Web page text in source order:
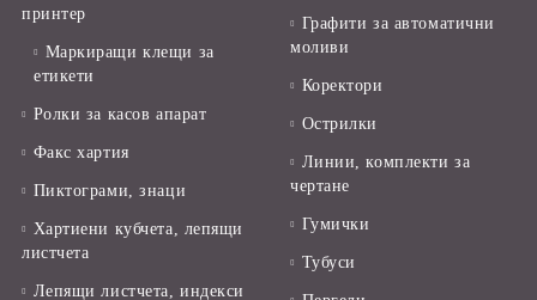
принтер
Маркиращи клещи за
етикети
Ролки за касов апарат
Факс хартия
Пиктограми, знаци
Хартиени кубчета, лепящи
листчета
Лепящи листчета, индекси
Графити за автоматични
моливи
Коректори
Острилки
Линии, комплекти за
чертане
Гумички
Тубуси